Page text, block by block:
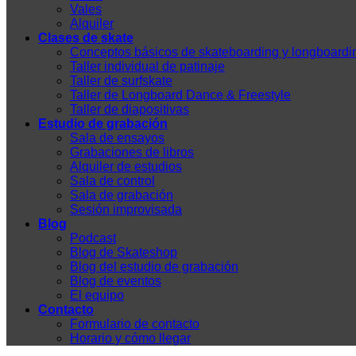
Vales
Alquiler
Clases de skate
Conceptos básicos de skateboarding y
Taller individual de patinaje
Taller de surfskate
Taller de Longboard Dance & Freestyle
Taller de diapositivas
Estudio de grabación
Sala de ensayos
Grabaciones de libros
Alquiler de estudios
Sala de control
Sala de grabación
Sesión improvisada
Blog
Podcast
Blog de Skateshop
Blog del estudio de grabación
Blog de eventos
El equipo
Contacto
Formulario de contacto
Horario y cómo llegar